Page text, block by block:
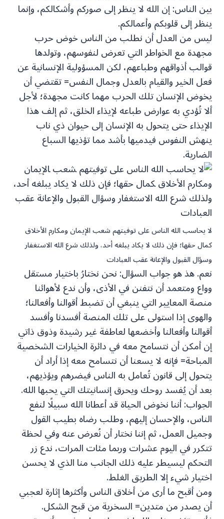
بين الناس: إن الله لا ينظر إلى صوركم وأشكالكم، وإنما
ينظر إلى قلوبكم وأعمالكم.
ليس من العدل أن نطلب من الناس خوض حرب
مجهدة مع الخواطر التي تعرض لنفوسهم، وتولدها
قوالب أذواقهم وطباعهم، لكن المسؤولية الإنسانية عن
فعل الخير والقيام بالعدل وجمال النفس= تقتضي أن
يخوض الإنسان تلك الحرب مهما كانت مجهدة؛ لأجل
ألا تُؤدي به عوارض طباعه لإيذاء الخلق، ثم إلف هذا
الإيذاء حتى يتحول به الإنسان إلى حيوان ذي ناب
ينهش النفوس فيدميها بأشد مما تؤذيها السباع
الضارية.
لا يحاسب الله الناس على توفيتهم شعب الإيمان ومكارم الأخلاق
كمال حقها؛ فإن ذلك لا يكاد يبلغه أحد، ولذلك شرع الله الاستغفار
وسؤال القبول والإعانة عقب العبادات
نعم. هذ هو جواب السؤال: نحن نختارُ باختيار مستقل
وواع ومتعمد أن نتفنن في الأذى، وأن ندع لأهوائنا
منصة المعايير التي ينبغي أن تضبط أقوالنا وأفعالنا؛
والهوى إذا استولى على تلك المنصة أفسدنا وأفسد
أقوالنا وأفعالنا وأخضعها لعاطفة غير رشيدة وذوق ذاتي
إن أمكن أن نتسامح معه في دائرة الخيارات الشخصية
المباحة= فإنه لا يسعنا أن نتسامح معه إذا أراد أن
يتحول إلى قانون تُعامل به الناس فيضرهم ويؤذيهم،
بعد أن يُفسد روحك ويحرق إنسانيتك التي يحبها الله.
الجواب: أننا نخوض الحياة قد أعطانا الله سبيلًا لنفع
الناس، والإحسان إليهم، وطلب رضاه بطيب القول
وجميل العمل، ثم إننا نختار أن نُعرض عنه وفي لحظة
تتكرر في اليوم عشرات وربما مئات المرات، ندع زر
التحكم ليسيطر عليه ذلك الجانب منا الذي لا يحسن
اختيار شيء إلا الطريق الغلط.
ومن أقبح ما أرى من أخلاق الناس وأكثرها إثارة لعجبي
أن يصدر من متدين= السخرية من قبح الشكل.